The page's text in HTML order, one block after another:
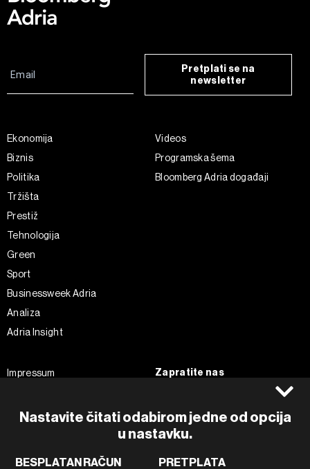
Nastavite čitati odabirom jedne od opcija
u nastavku.
BESPLATAN RAČUN PRETPLATA
Pretplati se na
newsletter
Ekonomija
Biznis
Politika
Tržišta
Prestiž
Tehnologija
Green
Sport
Businessweek Adria
Analiza
Adria Insight
Videos
Programska šema
Bloomberg Adria događaji
Impressum
Pravila privatnosti
Zapratite nas
Instagram
Twitter